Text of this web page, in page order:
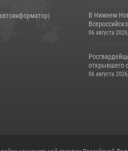
В Нижнем
06 августа
открывшего
06 августа